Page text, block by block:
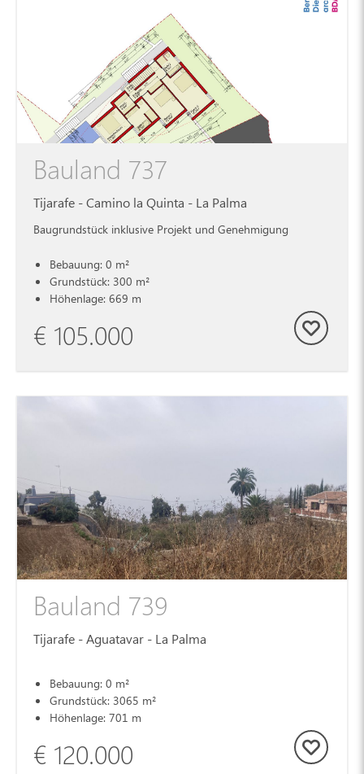
Bauland 737
Tijarafe - Camino la Quinta - La Palma
Baugrundstück inklusive Projekt und Genehmigung
Bebauung: 0 m²
Grundstück: 300 m²
Höhenlage: 669 m
€ 105.000
Bauland 739
Tijarafe - Aguatavar - La Palma
Bebauung: 0 m²
Grundstück: 3065 m²
Höhenlage: 701 m
€ 120.000